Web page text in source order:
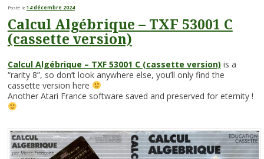
Posté le14 décembre 2024
Calcul Algébrique – TXF 53001 C
(cassette version)
Calcul Algébrique – TXF 53001 C (cassette version) is a
“rarity 8”, so don’t look anywhere else, you’ll only find the
cassette version here
Another Atari France software saved and preserved for eternity !